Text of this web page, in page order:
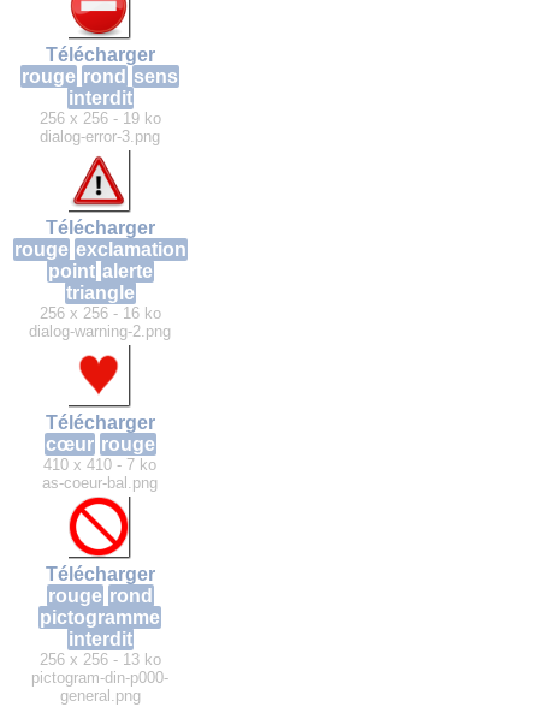
Télécharger
rouge rond sens
interdit
256 x 256 - 19 ko
dialog-error-3.png
Télécharger
rouge exclamation
point alerte
triangle
256 x 256 - 16 ko
dialog-warning-2.png
Télécharger
cœur rouge
410 x 410 - 7 ko
as-coeur-bal.png
Télécharger
rouge rond
pictogramme
interdit
256 x 256 - 13 ko
pictogram-din-p000-
general.png